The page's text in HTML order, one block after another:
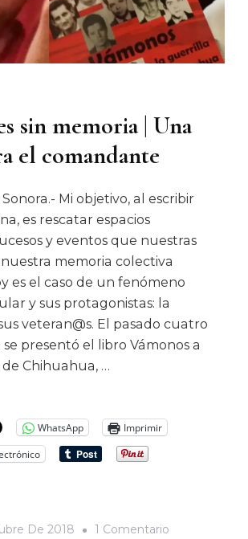
sin memoria | Una
el comandante
Mi objetivo, al escribir
es rescatar espacios
y eventos que nuestras
memoria colectiva
es el caso de un fenómeno
y sus protagonistas: la
veteran@s. El pasado cuatro
presentó el libro Vámonos a
Chihuahua, …
WhatsApp
Imprimir
De 2018 1 Comentario